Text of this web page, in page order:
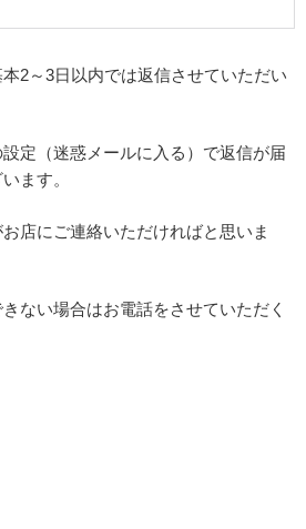
2～3日以内では返信させていただい
定（迷惑メールに入る）で返信が届
ます。
店にご連絡いただければと思いま
ない場合はお電話をさせていただく